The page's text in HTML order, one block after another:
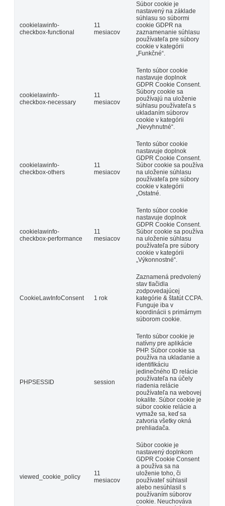
cookielawinfo-
checkbox-functional
11
mesiacov
Súbor cookie je
nastavený na základe
súhlasu so súbormi
cookie GDPR na
zaznamenanie súhlasu
používateľa pre súbory
cookie v kategórii
„Funkčné“.
cookielawinfo-
checkbox-necessary
11
mesiacov
Tento súbor cookie
nastavuje doplnok
GDPR Cookie Consent.
Súbory cookie sa
používajú na uloženie
súhlasu používateľa s
ukladaním súborov
cookie v kategórii
„Nevyhnutné“.
cookielawinfo-
checkbox-others
11
mesiacov
Tento súbor cookie
nastavuje doplnok
GDPR Cookie Consent.
Súbor cookie sa používa
na uloženie súhlasu
používateľa pre súbory
cookie v kategórii
„Ostatné.
cookielawinfo-
checkbox-performance
11
mesiacov
Tento súbor cookie
nastavuje doplnok
GDPR Cookie Consent.
Súbor cookie sa používa
na uloženie súhlasu
používateľa pre súbory
cookie v kategórii
„Výkonnostné“.
CookieLawInfoConsent 1 rok
Zaznamená predvolený
stav tlačidla
zodpovedajúcej
kategórie & štatút CCPA.
Funguje iba v
koordinácii s primárnym
súborom cookie.
PHPSESSID session
Tento súbor cookie je
natívny pre aplikácie
PHP. Súbor cookie sa
používa na ukladanie a
identifikáciu
jedinečného ID relácie
používateľa na účely
riadenia relácie
používateľa na webovej
lokalite. Súbor cookie je
súbor cookie relácie a
vymaže sa, keď sa
zatvoria všetky okná
prehliadača.
viewed_cookie_policy
11
mesiacov
Súbor cookie je
nastavený doplnkom
GDPR Cookie Consent
a používa sa na
uloženie toho, či
používateľ súhlasil
alebo nesúhlasil s
používaním súborov
cookie. Neuchováva